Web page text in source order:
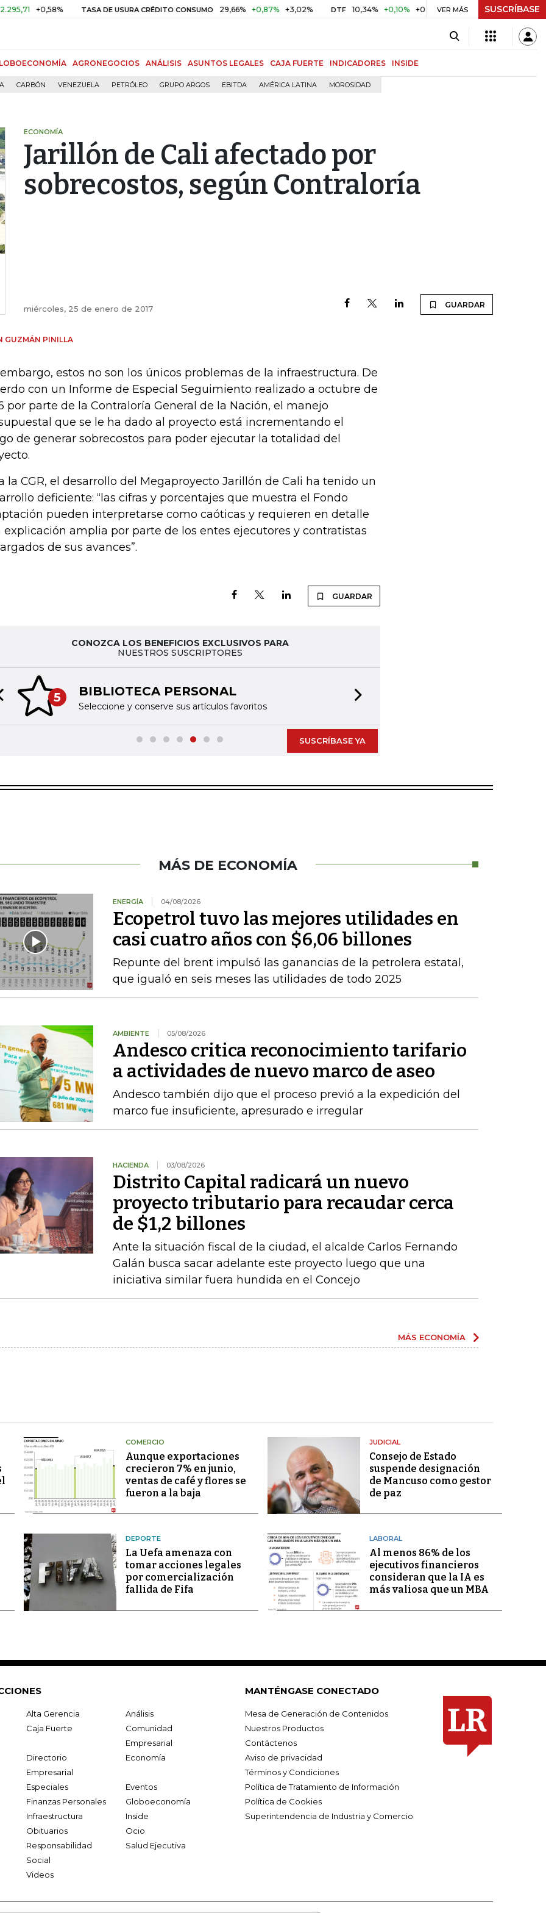
+0,58% TASA DE USURA CRÉDITO CONSUMO 29,66% +0,87% +3,02% DTF 10,34% +0,10% +0,98% UVR $ 416,86 +$ 0,05
VER MÁS SUSCRÍBASE
AGRONEGOCIOS ANÁLISIS ASUNTOS LEGALES CAJA FUERTE INDICADORES INSIDE
CARBÓN VENEZUELA PETRÓLEO GRUPO ARGOS EBITDA AMÉRICA LATINA MOROSIDAD
ECONOMÍA
Jarillón de Cali afectado por
sobrecostos, según Contraloría
miércoles, 25 de enero de 2017 GUARDAR
GUZMÁN PINILLA
estos no son los únicos problemas de la infraestructura. De
con un Informe de Especial Seguimiento realizado a octubre de
por parte de la Contraloría General de la Nación, el manejo
que se le ha dado al proyecto está incrementando el
de generar sobrecostos para poder ejecutar la totalidad del
la CGR, el desarrollo del Megaproyecto Jarillón de Cali ha tenido un
deficiente: “las cifras y porcentajes que muestra el Fondo
pueden interpretarse como caóticas y requieren en detalle
explicación amplia por parte de los entes ejecutores y contratistas
de sus avances”.
GUARDAR
CONOZCA LOS BENEFICIOS EXCLUSIVOS PARA
NUESTROS SUSCRIPTORES
5 BIBLIOTECA PERSONAL
Seleccione y conserve sus artículos favoritos
slide
SUSCRÍBASE YA
MÁS DE ECONOMÍA
ENERGÍA 04/08/2026
Ecopetrol tuvo las mejores utilidades en
casi cuatro años con $6,06 billones
Repunte del brent impulsó las ganancias de la petrolera estatal,
que igualó en seis meses las utilidades de todo 2025
AMBIENTE 05/08/2026
Andesco critica reconocimiento tarifario
a actividades de nuevo marco de aseo
Andesco también dijo que el proceso previó a la expedición del
marco fue insuficiente, apresurado e irregular
HACIENDA 03/08/2026
Distrito Capital radicará un nuevo
proyecto tributario para recaudar cerca
de $1,2 billones
Ante la situación fiscal de la ciudad, el alcalde Carlos Fernando
Galán busca sacar adelante este proyecto luego que una
iniciativa similar fuera hundida en el Concejo
MÁS ECONOMÍA
COMERCIO
Aunque exportaciones
crecieron 7% en junio,
ventas de café y flores se
fueron a la baja
JUDICIAL
Consejo de Estado
suspende designación
de Mancuso como gestor
de paz
DEPORTE
La Uefa amenaza con
tomar acciones legales
por comercialización
fallida de Fifa
LABORAL
Al menos 86% de los
ejecutivos financieros
consideran que la IA es
más valiosa que un MBA
Alta Gerencia
Análisis
Caja Fuerte
Comunidad
Empresarial
Directorio
Empresarial
Economía
Especiales
Eventos
Finanzas Personales
Globoeconomía
Infraestructura
Inside
Obituarios
Ocio
Responsabilidad
Social
Salud Ejecutiva
Videos
MANTÉNGASE CONECTADO
Mesa de Generación de Contenidos
Nuestros Productos
Contáctenos
Aviso de privacidad
Términos y Condiciones
Política de Tratamiento de Información
Política de Cookies
Superintendencia de Industria y Comercio